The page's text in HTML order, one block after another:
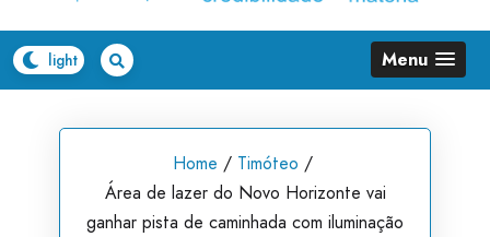
Menu
Home / Timóteo /
Área de lazer do Novo Horizonte vai
ganhar pista de caminhada com iluminação